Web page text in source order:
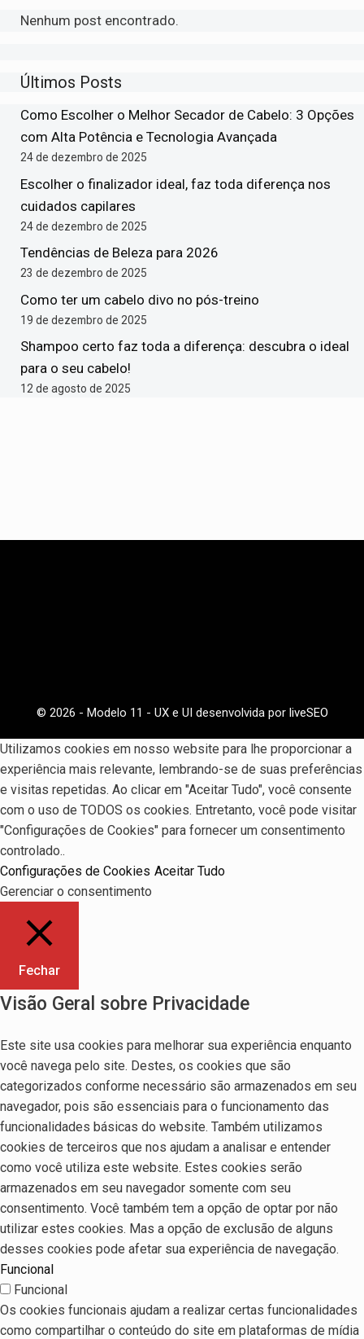
Nenhum post encontrado.
Últimos Posts
Como Escolher o Melhor Secador de Cabelo: 3 Opções
com Alta Potência e Tecnologia Avançada
24 de dezembro de 2025
Escolher o finalizador ideal, faz toda diferença nos
cuidados capilares
24 de dezembro de 2025
Tendências de Beleza para 2026
23 de dezembro de 2025
Como ter um cabelo divo no pós-treino
19 de dezembro de 2025
Shampoo certo faz toda a diferença: descubra o ideal
para o seu cabelo!
12 de agosto de 2025
© 2026 - Modelo 11 - UX e UI desenvolvida por liveSEO
Utilizamos cookies em nosso website para lhe proporcionar a
experiência mais relevante, lembrando-se de suas preferências
e visitas repetidas. Ao clicar em "Aceitar Tudo", você consente
com o uso de TODOS os cookies. Entretanto, você pode visitar
"Configurações de Cookies" para fornecer um consentimento
controlado..
Configurações de Cookies Aceitar Tudo
Gerenciar o consentimento
Fechar
Visão Geral sobre Privacidade
Este site usa cookies para melhorar sua experiência enquanto
você navega pelo site. Destes, os cookies que são
categorizados conforme necessário são armazenados em seu
navegador, pois são essenciais para o funcionamento das
funcionalidades básicas do website. Também utilizamos
cookies de terceiros que nos ajudam a analisar e entender
como você utiliza este website. Estes cookies serão
armazenados em seu navegador somente com seu
consentimento. Você também tem a opção de optar por não
utilizar estes cookies. Mas a opção de exclusão de alguns
desses cookies pode afetar sua experiência de navegação.
Funcional
Funcional
Os cookies funcionais ajudam a realizar certas funcionalidades
como compartilhar o conteúdo do site em plataformas de mídia